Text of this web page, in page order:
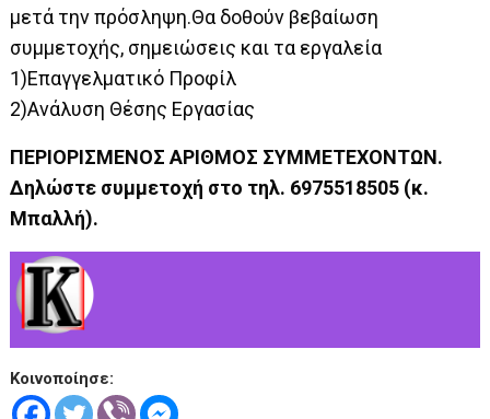
μετά την πρόσληψη.Θα δοθούν βεβαίωση
συμμετοχής, σημειώσεις και τα εργαλεία
1)Επαγγελματικό Προφίλ
2)Ανάλυση Θέσης Εργασίας
ΠΕΡΙΟΡΙΣΜΕΝΟΣ ΑΡΙΘΜΟΣ ΣΥΜΜΕΤΕΧΟΝΤΩΝ.
Δηλώστε συμμετοχή στο τηλ. 6975518505 (κ.
Μπαλλή).
Κοινοποίησε: